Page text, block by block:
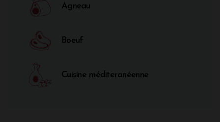
Agneau
Boeuf
Cuisine méditeranéenne